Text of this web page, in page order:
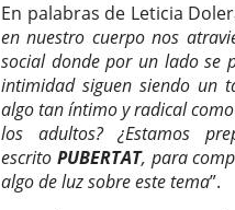
En palabras de Leticia
en nuestro cuerpo nos
social donde por un lado se
intimidad siguen siendo un
algo tan íntimo y radical
los adultos? ¿Estamos
escrito PUBERTAT, para
algo de luz sobre este tema”.